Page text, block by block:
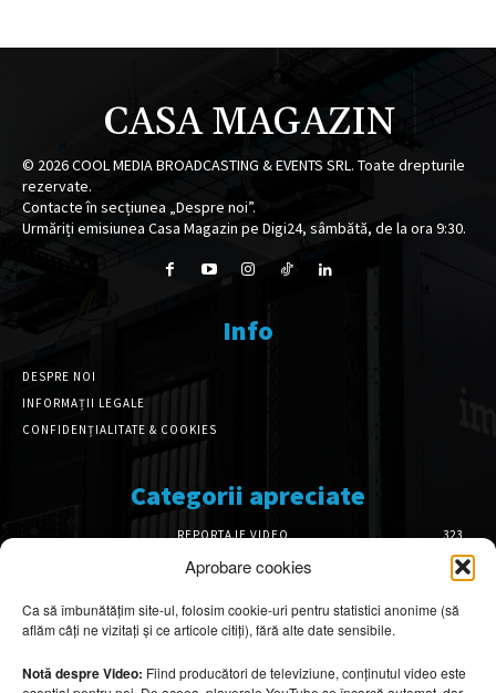
Aprobare cookies
Ca să îmbunătățim site-ul, folosim cookie-uri pentru statistici anonime (să
aflăm câți ne vizitați și ce articole citiți), fără alte date sensibile.
Notă despre Video: Fiind producători de televiziune, conținutul video este
CASA MAGAZIN
© 2026COOL MEDIA BROADCASTING & EVENTS SRL. Toate drepturile
rezervate.
Contacte în secțiunea „Despre noi”.
Urmăriți emisiunea Casa Magazin pe Digi24, sâmbătă, de la ora 9:30.
Info
DESPRE NOI
INFORMAȚII LEGALE
CONFIDENȚIALITATE & COOKIES
Categorii apreciate
REPORTAJE VIDEO
323
AMENAJĂRI INTERIOARE
126
DESIGN INTERIOR
64
ARHITECTURĂ & DESIGN
OPINII & ANALIZE
43